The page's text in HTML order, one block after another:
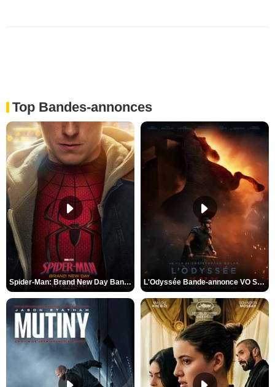
Top Bandes-annonces
Spider-Man: Brand New Day Bande-annonce VO STFR L'Odyssée Bande-annonce VO STFR